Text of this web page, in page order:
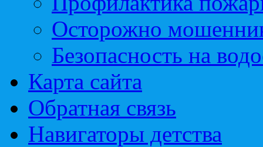
Осторожно
Безопасность на
Карта сайта
Обратная связь
Навигаторы детства